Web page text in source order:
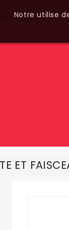
Notre utilise
ET